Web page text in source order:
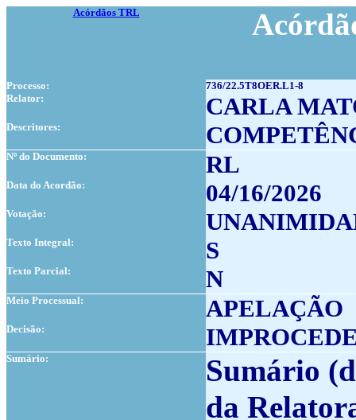
Acórdãos TRL
Processo:
736/22.5T8OER.L1-8
Relator:
CARLA
Descritores:
Nº do Documento: RL
Data do Acordão: 04/16/2026
Votação:
Texto Integral: S
Texto Parcial: N
Meio Processual: APELAÇÃO
Decisão:
Sumário:
Sumário
da